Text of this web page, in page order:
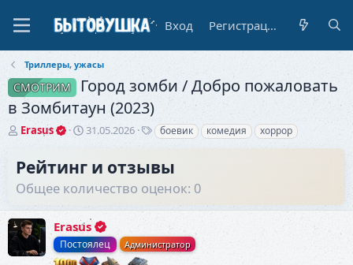
Вход Регистрация
Триллеры, ужасы
СМОТРИМ
Город зомби / Добро пожаловать
в Зомбитаун (2023)
А
о
р
е
м
ы
Erasus
Д
н
ч
а
л
а
31.05.2026
Т
и
боевик комедия хоррор
Рейтинг и отзывы
Общее количество оценок: 0
Erasus
Постоялец Администратор